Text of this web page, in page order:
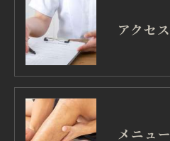
アクセス
メニュー